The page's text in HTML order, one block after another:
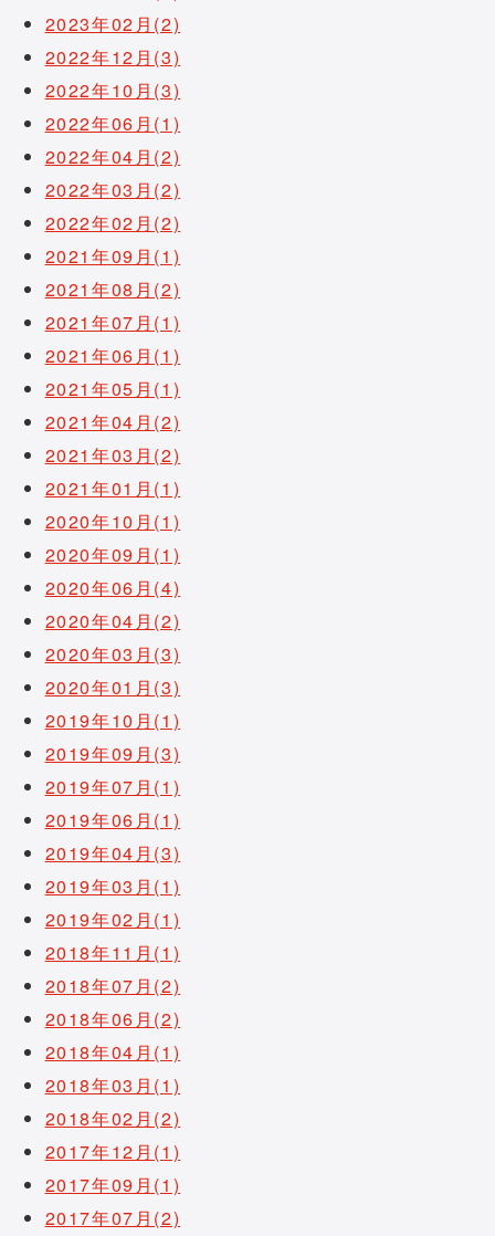
2023年02月(2)
2022年12月(3)
2022年10月(3)
2022年06月(1)
2022年04月(2)
2022年03月(2)
2022年02月(2)
2021年09月(1)
2021年08月(2)
2021年07月(1)
2021年06月(1)
2021年05月(1)
2021年04月(2)
2021年03月(2)
2021年01月(1)
2020年10月(1)
2020年09月(1)
2020年06月(4)
2020年04月(2)
2020年03月(3)
2020年01月(3)
2019年10月(1)
2019年09月(3)
2019年07月(1)
2019年06月(1)
2019年04月(3)
2019年03月(1)
2019年02月(1)
2018年11月(1)
2018年07月(2)
2018年06月(2)
2018年04月(1)
2018年03月(1)
2018年02月(2)
2017年12月(1)
2017年09月(1)
2017年07月(2)